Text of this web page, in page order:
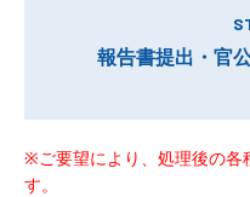
報告書提出・官
※ご要望により、処理後の各
す。